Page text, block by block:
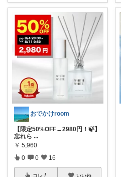
おでかけroom
【限定50%OFF→2980円！🍃】
忘れら ...
￥ 5,960
0 0 16
コレ いいね